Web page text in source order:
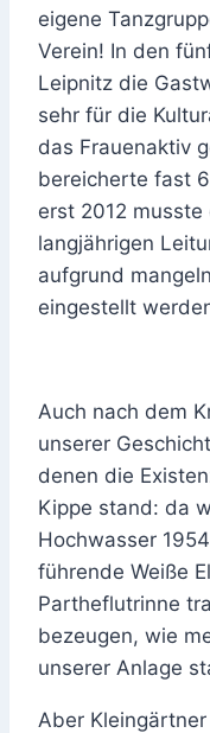
eigene
Verein! In den
Leipnitz die
sehr für die
das Frauenaktiv
bereicherte fast
erst 2012
langjährigen
aufgrund
eingestellt
Auch nach dem
unserer
denen die
Kippe stand: da
Hochwasser
führende Weiße
Partheflutrinne
bezeugen, wie
unserer Anlage
Aber